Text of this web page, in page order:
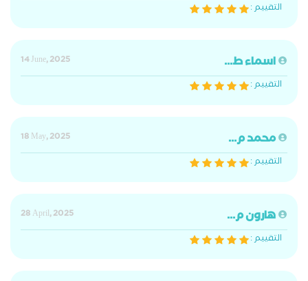
التقييم :
اسماء ط...
14 June, 2025
التقييم :
محمد م...
18 May, 2025
التقييم :
هارون م...
28 April, 2025
التقييم :